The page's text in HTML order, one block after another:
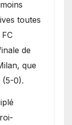
toutes
de
que
(5-0).